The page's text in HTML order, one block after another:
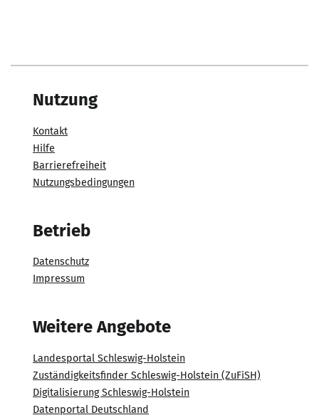
Nutzung
Kontakt
Hilfe
Barrierefreiheit
Nutzungsbedingungen
Betrieb
Datenschutz
Impressum
Weitere Angebote
Landesportal Schleswig-Holstein
Zuständigkeitsfinder Schleswig-Holstein (ZuFiSH)
Digitalisierung Schleswig-Holstein
Datenportal Deutschland